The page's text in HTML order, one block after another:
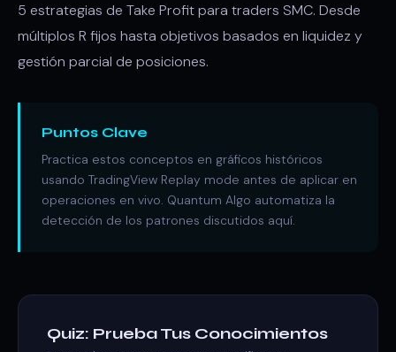
5 estrategias de Take Profit para traders SMC. Desde
múltiplos R fijos hasta objetivos basados en liquidez y
gestión parcial de posiciones.
Puntos Clave
Practica estos conceptos en gráficos históricos
usando TradingView Replay mode antes de aplicar en
operaciones en vivo. Quantum Algo automatiza la
detección de los patrones discutidos aquí.
Quiz: Prueba Tus Conocimientos